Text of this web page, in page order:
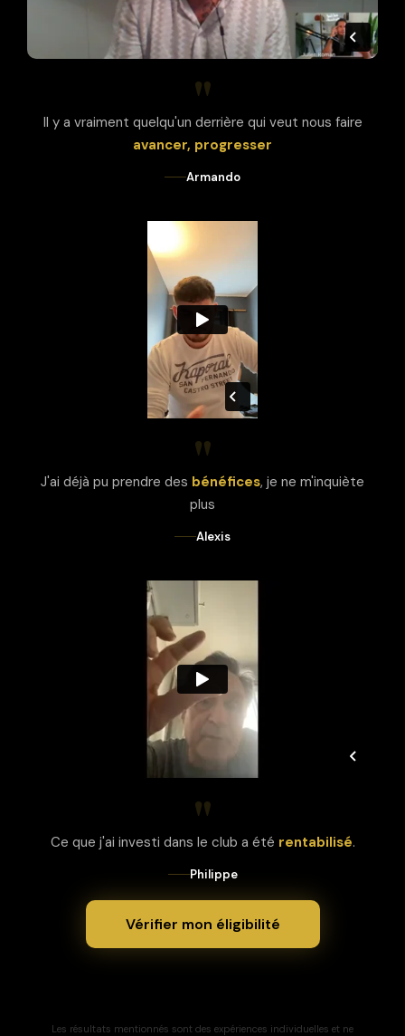
"
Il y a vraiment quelqu'un derrière qui veut nous faire
avancer, progresser
Armando
"
J'ai déjà pu prendre des bénéfices, je ne m'inquiète
plus
Alexis
"
Ce que j'ai investi dans le club a été rentabilisé.
Philippe
Vérifier mon éligibilité
Les résultats mentionnés sont des expériences individuelles et ne